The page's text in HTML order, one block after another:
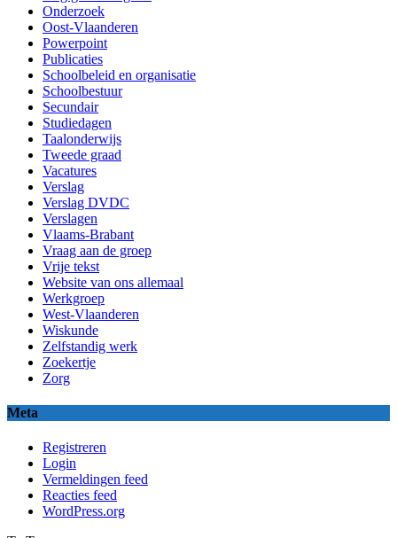
Onderzoek
Oost-Vlaanderen
Powerpoint
Publicaties
Schoolbeleid en organisatie
Schoolbestuur
Secundair
Studiedagen
Taalonderwijs
Tweede graad
Vacatures
Verslag
Verslag DVDC
Verslagen
Vlaams-Brabant
Vraag aan de groep
Vrije tekst
Website van ons allemaal
Werkgroep
West-Vlaanderen
Wiskunde
Zelfstandig werk
Zoekertje
Zorg
Meta
Registreren
Login
Vermeldingen feed
Reacties feed
WordPress.org